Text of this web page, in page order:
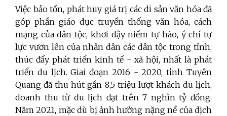
Việc bảo tồn, phát huy giá trị các di sản văn hóa đã
góp phần giáo dục truyền thống văn hóa, cách
mạng của dân tộc, khơi dậy niềm tự hào, ý chí tự
lực vươn lên của nhân dân các dân tộc trong tỉnh,
thúc đẩy phát triển kinh tế - xã hội, nhất là phát
triển du lịch. Giai đoạn 2016 - 2020, tỉnh Tuyên
Quang đã thu hút gần 8,5 triệu lượt khách du lịch,
doanh thu từ du lịch đạt trên 7 nghìn tỷ đồng.
Năm 2021, mặc dù bị ảnh hưởng nặng nề của dịch